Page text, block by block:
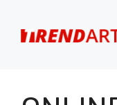
springen